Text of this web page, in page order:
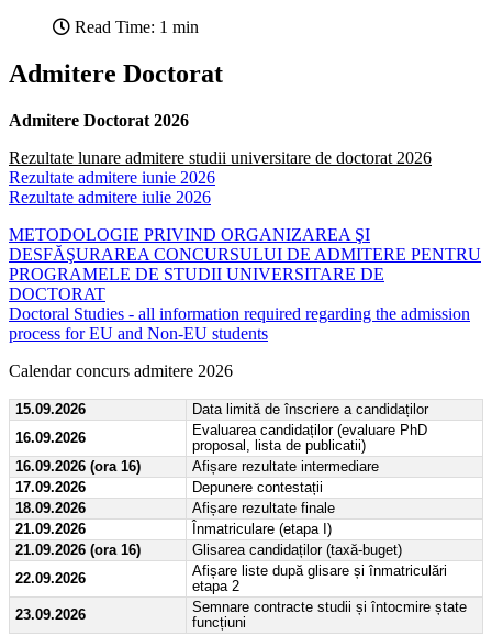
Read Time: 1 min
Admitere Doctorat
Admitere Doctorat 2026
Rezultate lunare admitere studii universitare de doctorat 2026
Rezultate admitere iunie 2026
Rezultate admitere iulie 2026
METODOLOGIE PRIVIND ORGANIZAREA ŞI
DESFĂŞURAREA CONCURSULUI DE ADMITERE PENTRU
PROGRAMELE DE STUDII UNIVERSITARE DE
DOCTORAT
Doctoral Studies - all information required regarding the admission
process for EU and Non-EU students
Calendar concurs admitere 2026
15.09.2026
Data limită de înscriere a candidaților
16.09.2026
Evaluarea candidaților (evaluare PhD
proposal, lista de publicatii)
16.09.2026 (ora 16)
Afișare rezultate intermediare
17.09.2026
Depunere contestații
18.09.2026
Afișare rezultate finale
21.09.2026
Înmatriculare (etapa I)
21.09.2026 (ora 16)
Glisarea candidaților (taxă-buget)
22.09.2026
Afișare liste după glisare și înmatriculări
etapa 2
23.09.2026
Semnare contracte studii și întocmire ștate
funcțiuni